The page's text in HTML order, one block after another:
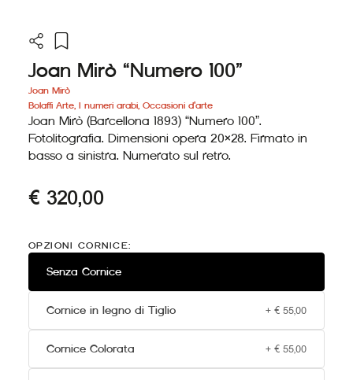
Joan Mirò “Numero 100”
Joan Mirò
Bolaffi Arte, I numeri arabi, Occasioni d'arte
Joan Mirò (Barcellona 1893) “Numero 100”.
Fotolitografia. Dimensioni opera 20×28. Firmato in
basso a sinistra. Numerato sul retro.
€ 320,00
OPZIONI CORNICE:
Senza Cornice
Cornice in legno di Tiglio +€ 55,00
Cornice Colorata +€ 55,00
Mirò
"Numero
quantità